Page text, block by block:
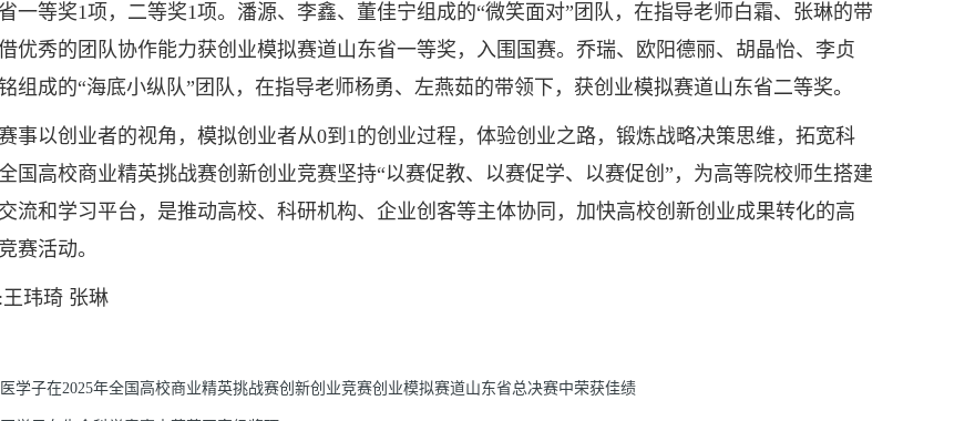
一等奖1项，二等奖1项。潘源、李鑫、董佳宁组成的“微笑面对”团队，在指导老师白霜、张琳的带
优秀的团队协作能力获创业模拟赛道山东省一等奖，入围国赛。乔瑞、欧阳德丽、胡晶怡、李贞
组成的“海底小纵队”团队，在指导老师杨勇、左燕茹的带领下，获创业模拟赛道山东省二等奖。
以创业者的视角，模拟创业者从0到1的创业过程，体验创业之路，锻炼战略决策思维，拓宽科
国高校商业精英挑战赛创新创业竞赛坚持“以赛促教、以赛促学、以赛促创”，为高等院校师生搭建
交流和学习平台，是推动高校、科研机构、企业创客等主体协同，加快高校创新创业成果转化的高
赛活动。
玮琦 张琳
学子在2025年全国高校商业精英挑战赛创新创业竞赛创业模拟赛道山东省总决赛中荣获佳绩